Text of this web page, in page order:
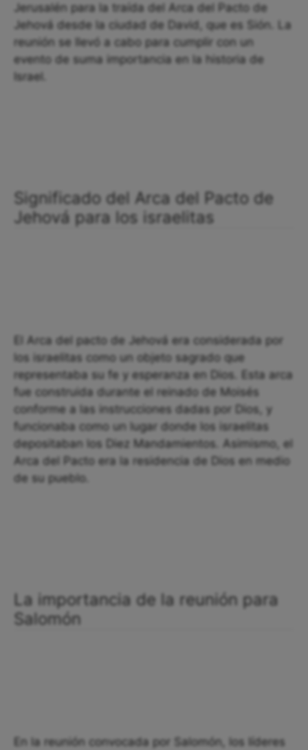
Jerusalén para la traída del Arca del Pacto de
Jehová desde la ciudad de David, que es Sión. La
reunión se llevó a cabo para cumplir con un
evento de suma importancia en la historia de
Israel.
Significado del Arca del Pacto de
Jehová para los israelitas
El Arca del pacto de Jehová era considerada por
los israelitas como un objeto sagrado que
representaba su fe y esperanza en Dios. Esta arca
fue construida durante el reinado de Moisés
conforme a las instrucciones dadas por Dios, y
funcionaba como un lugar donde los israelitas
depositaban los Diez Mandamientos. Asimismo, el
Arca del Pacto era la residencia de Dios en medio
de su pueblo.
La importancia de la reunión para
Salomón
En la reunión convocada por Salomón, los líderes